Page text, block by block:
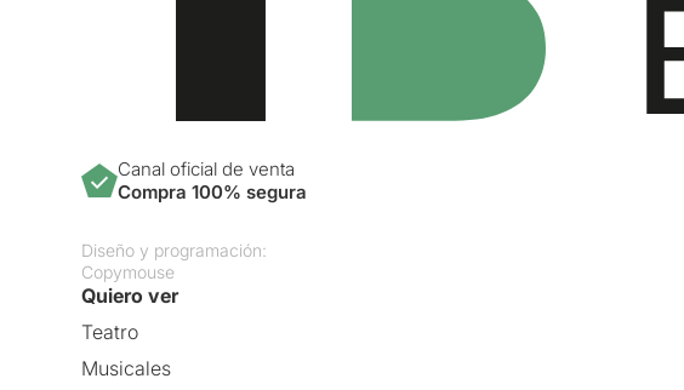
Canal oficial de venta
Compra 100% segura
Diseño y programación:
Copymouse
Quiero ver
Teatro
Musicales